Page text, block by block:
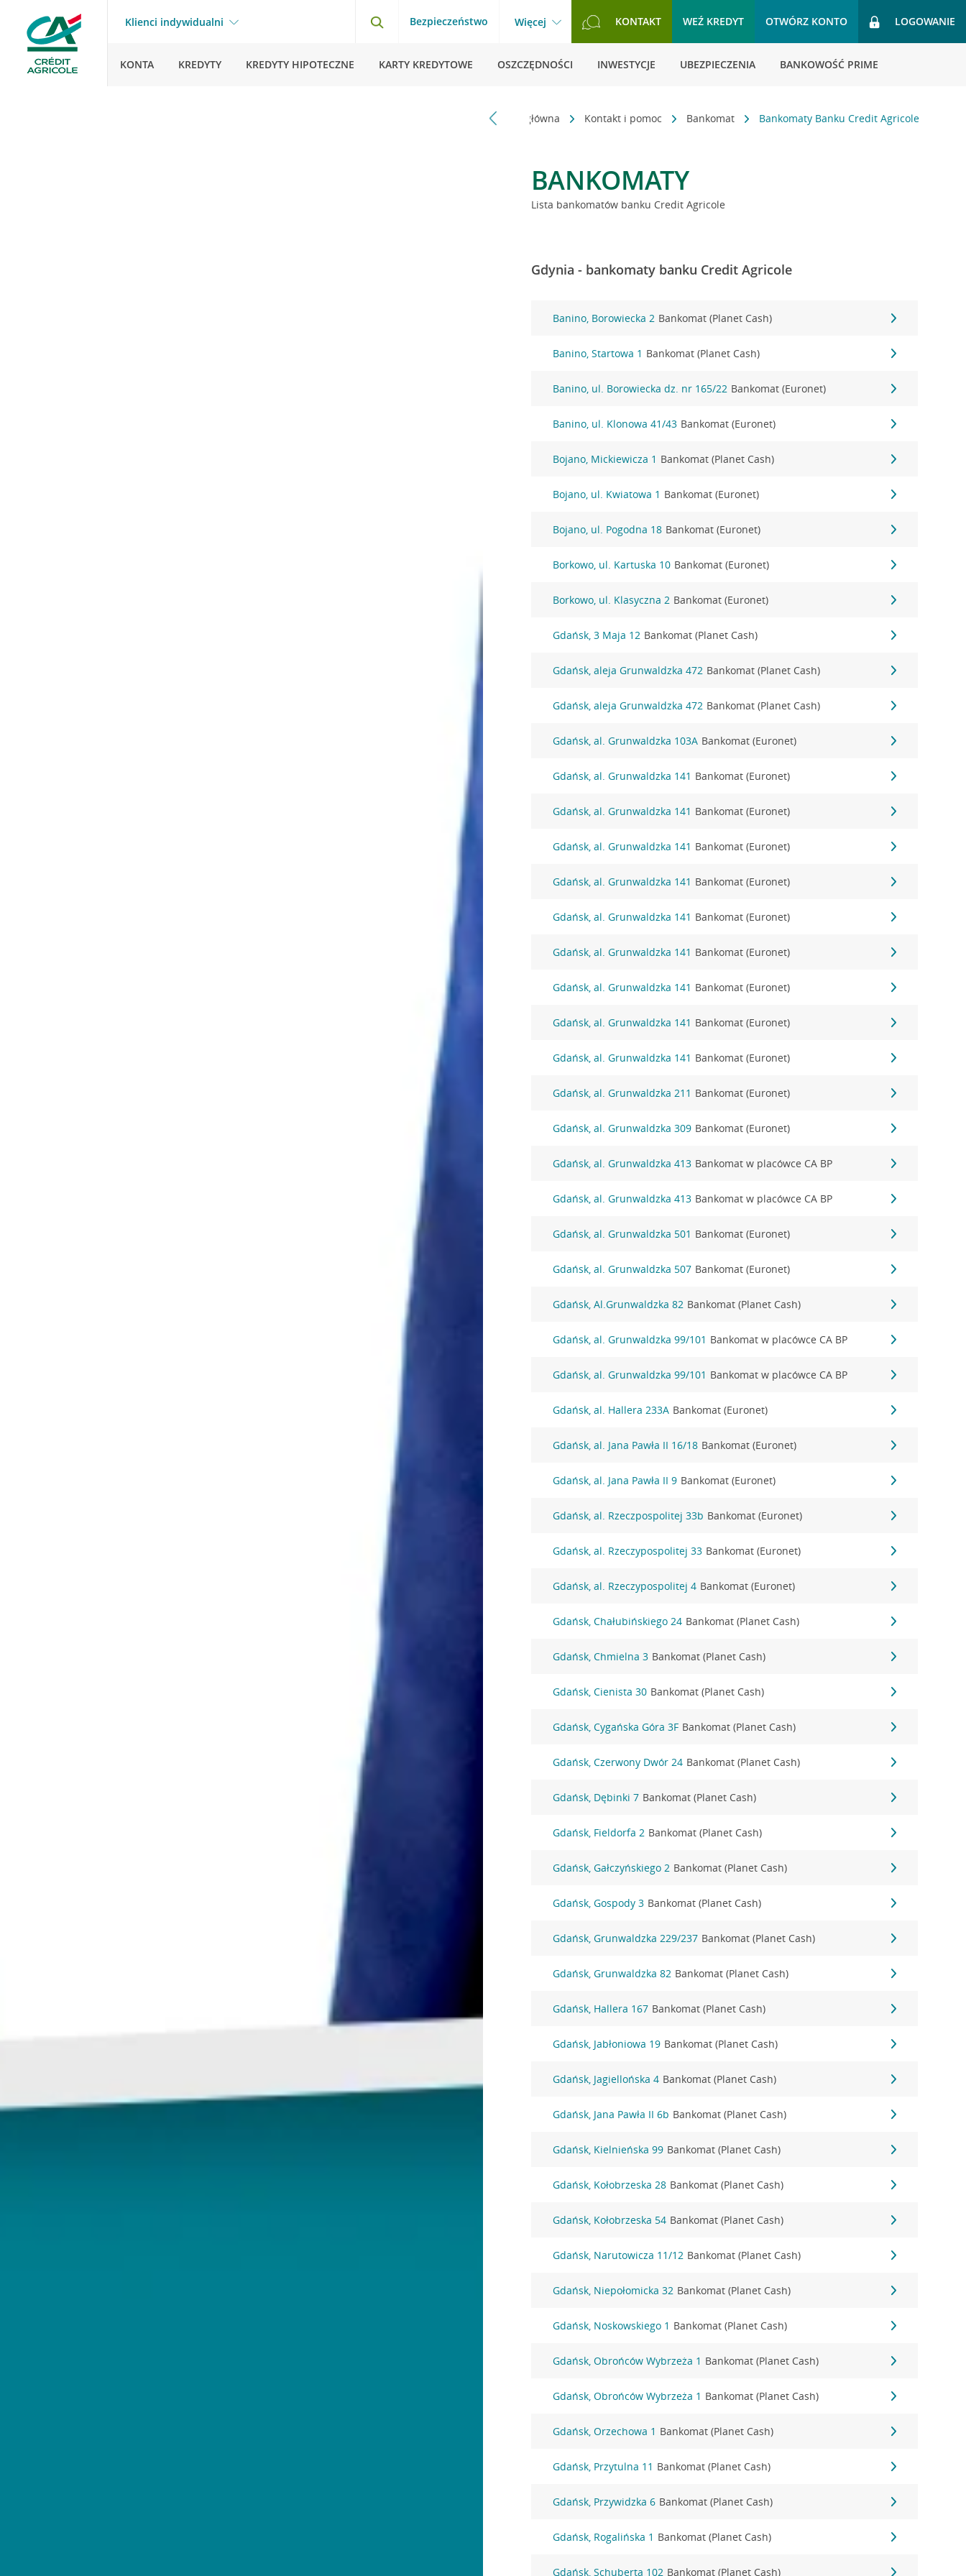
Klienci indywidualni Bezpieczeństwo Więcej KONTAKT WEŹ KREDYT OTWÓRZ KONTO LOGOWANIE
KONTA KREDYTY KREDYTY HIPOTECZNE KARTY KREDYTOWE OSZCZĘDNOŚCI INWESTYCJE UBEZPIECZENIA BANKOWOŚĆ PRIME
Strona główna Kontakt i pomoc Bankomat Bankomaty Banku Credit Agricole
BANKOMATY
Lista bankomatów banku Credit Agricole
Gdynia - bankomaty banku Credit Agricole
Banino, Borowiecka 2 Bankomat (Planet Cash)
Banino, Startowa 1 Bankomat (Planet Cash)
Banino, ul. Borowiecka dz. nr 165/22 Bankomat (Euronet)
Banino, ul. Klonowa 41/43 Bankomat (Euronet)
Bojano, Mickiewicza 1 Bankomat (Planet Cash)
Bojano, ul. Kwiatowa 1 Bankomat (Euronet)
Bojano, ul. Pogodna 18 Bankomat (Euronet)
Borkowo, ul. Kartuska 10 Bankomat (Euronet)
Borkowo, ul. Klasyczna 2 Bankomat (Euronet)
Gdańsk, 3 Maja 12 Bankomat (Planet Cash)
Gdańsk, aleja Grunwaldzka 472 Bankomat (Planet Cash)
Gdańsk, aleja Grunwaldzka 472 Bankomat (Planet Cash)
Gdańsk, al. Grunwaldzka 103A Bankomat (Euronet)
Gdańsk, al. Grunwaldzka 141 Bankomat (Euronet)
Gdańsk, al. Grunwaldzka 141 Bankomat (Euronet)
Gdańsk, al. Grunwaldzka 141 Bankomat (Euronet)
Gdańsk, al. Grunwaldzka 141 Bankomat (Euronet)
Gdańsk, al. Grunwaldzka 141 Bankomat (Euronet)
Gdańsk, al. Grunwaldzka 141 Bankomat (Euronet)
Gdańsk, al. Grunwaldzka 141 Bankomat (Euronet)
Gdańsk, al. Grunwaldzka 141 Bankomat (Euronet)
Gdańsk, al. Grunwaldzka 141 Bankomat (Euronet)
Gdańsk, al. Grunwaldzka 211 Bankomat (Euronet)
Gdańsk, al. Grunwaldzka 309 Bankomat (Euronet)
Gdańsk, al. Grunwaldzka 413 Bankomat w placówce CA BP
Gdańsk, al. Grunwaldzka 413 Bankomat w placówce CA BP
Gdańsk, al. Grunwaldzka 501 Bankomat (Euronet)
Gdańsk, al. Grunwaldzka 507 Bankomat (Euronet)
Gdańsk, Al.Grunwaldzka 82 Bankomat (Planet Cash)
Gdańsk, al. Grunwaldzka 99/101 Bankomat w placówce CA BP
Gdańsk, al. Grunwaldzka 99/101 Bankomat w placówce CA BP
Gdańsk, al. Hallera 233A Bankomat (Euronet)
Gdańsk, al. Jana Pawła II 16/18 Bankomat (Euronet)
Gdańsk, al. Jana Pawła II 9 Bankomat (Euronet)
Gdańsk, al. Rzeczpospolitej 33b Bankomat (Euronet)
Gdańsk, al. Rzeczypospolitej 33 Bankomat (Euronet)
Gdańsk, al. Rzeczypospolitej 4 Bankomat (Euronet)
Gdańsk, Chałubińskiego 24 Bankomat (Planet Cash)
Gdańsk, Chmielna 3 Bankomat (Planet Cash)
Gdańsk, Cienista 30 Bankomat (Planet Cash)
Gdańsk, Cygańska Góra 3F Bankomat (Planet Cash)
Gdańsk, Czerwony Dwór 24 Bankomat (Planet Cash)
Gdańsk, Dębinki 7 Bankomat (Planet Cash)
Gdańsk, Fieldorfa 2 Bankomat (Planet Cash)
Gdańsk, Gałczyńskiego 2 Bankomat (Planet Cash)
Gdańsk, Gospody 3 Bankomat (Planet Cash)
Gdańsk, Grunwaldzka 229/237 Bankomat (Planet Cash)
Gdańsk, Grunwaldzka 82 Bankomat (Planet Cash)
Gdańsk, Hallera 167 Bankomat (Planet Cash)
Gdańsk, Jabłoniowa 19 Bankomat (Planet Cash)
Gdańsk, Jagiellońska 4 Bankomat (Planet Cash)
Gdańsk, Jana Pawła II 6b Bankomat (Planet Cash)
Gdańsk, Kielnieńska 99 Bankomat (Planet Cash)
Gdańsk, Kołobrzeska 28 Bankomat (Planet Cash)
Gdańsk, Kołobrzeska 54 Bankomat (Planet Cash)
Gdańsk, Narutowicza 11/12 Bankomat (Planet Cash)
Gdańsk, Niepołomicka 32 Bankomat (Planet Cash)
Gdańsk, Noskowskiego 1 Bankomat (Planet Cash)
Gdańsk, Obrońców Wybrzeża 1 Bankomat (Planet Cash)
Gdańsk, Obrońców Wybrzeża 1 Bankomat (Planet Cash)
Gdańsk, Orzechowa 1 Bankomat (Planet Cash)
Gdańsk, Przytulna 11 Bankomat (Planet Cash)
Gdańsk, Przywidzka 6 Bankomat (Planet Cash)
Gdańsk, Rogalińska 1 Bankomat (Planet Cash)
Gdańsk, Schuberta 102 Bankomat (Planet Cash)